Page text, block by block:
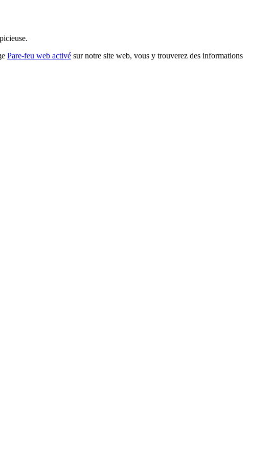
Pare-feu web activé sur notre site web, vous y trouverez des informations